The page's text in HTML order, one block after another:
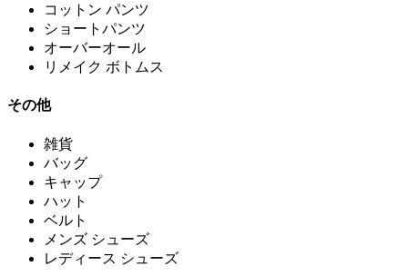
コットン パンツ
ショートパンツ
オーバーオール
リメイク ボトムス
その他
雑貨
バッグ
キャップ
ハット
ベルト
メンズ シューズ
レディース シューズ